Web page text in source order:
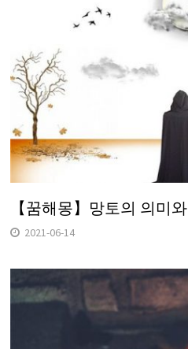
【꿈해몽】망토의 의미
2021-06-14